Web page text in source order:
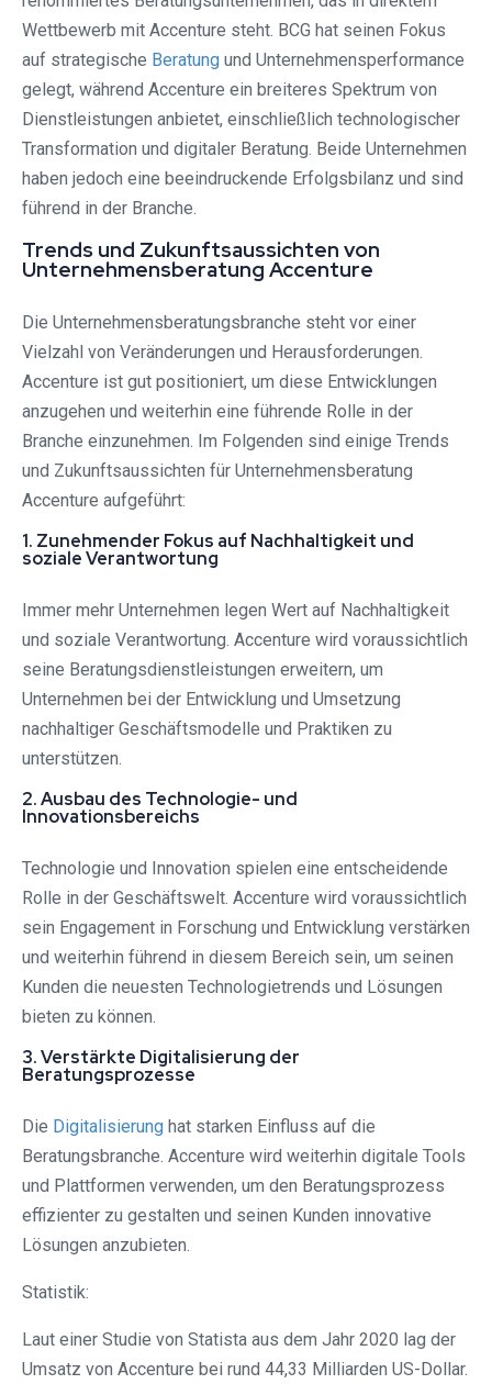
Wettbewerb mit Accenture steht. BCG hat seinen Fokus
auf strategische Beratung und Unternehmensperformance
gelegt, während Accenture ein breiteres Spektrum von
Dienstleistungen anbietet, einschließlich technologischer
Transformation und digitaler Beratung. Beide Unternehmen
haben jedoch eine beeindruckende Erfolgsbilanz und sind
führend in der Branche.
Trends und Zukunftsaussichten von
Unternehmensberatung Accenture
Die Unternehmensberatungsbranche steht vor einer
Vielzahl von Veränderungen und Herausforderungen.
Accenture ist gut positioniert, um diese Entwicklungen
anzugehen und weiterhin eine führende Rolle in der
Branche einzunehmen. Im Folgenden sind einige Trends
und Zukunftsaussichten für Unternehmensberatung
Accenture aufgeführt:
1. Zunehmender Fokus auf Nachhaltigkeit und
soziale Verantwortung
Immer mehr Unternehmen legen Wert auf Nachhaltigkeit
und soziale Verantwortung. Accenture wird voraussichtlich
seine Beratungsdienstleistungen erweitern, um
Unternehmen bei der Entwicklung und Umsetzung
nachhaltiger Geschäftsmodelle und Praktiken zu
unterstützen.
2. Ausbau des Technologie- und
Innovationsbereichs
Technologie und Innovation spielen eine entscheidende
Rolle in der Geschäftswelt. Accenture wird voraussichtlich
sein Engagement in Forschung und Entwicklung verstärken
und weiterhin führend in diesem Bereich sein, um seinen
Kunden die neuesten Technologietrends und Lösungen
bieten zu können.
3. Verstärkte Digitalisierung der
Beratungsprozesse
Die Digitalisierung hat starken Einfluss auf die
Beratungsbranche. Accenture wird weiterhin digitale Tools
und Plattformen verwenden, um den Beratungsprozess
effizienter zu gestalten und seinen Kunden innovative
Lösungen anzubieten.
Statistik:
Laut einer Studie von Statista aus dem Jahr 2020 lag der
Umsatz von Accenture bei rund 44,33 Milliarden US-Dollar.